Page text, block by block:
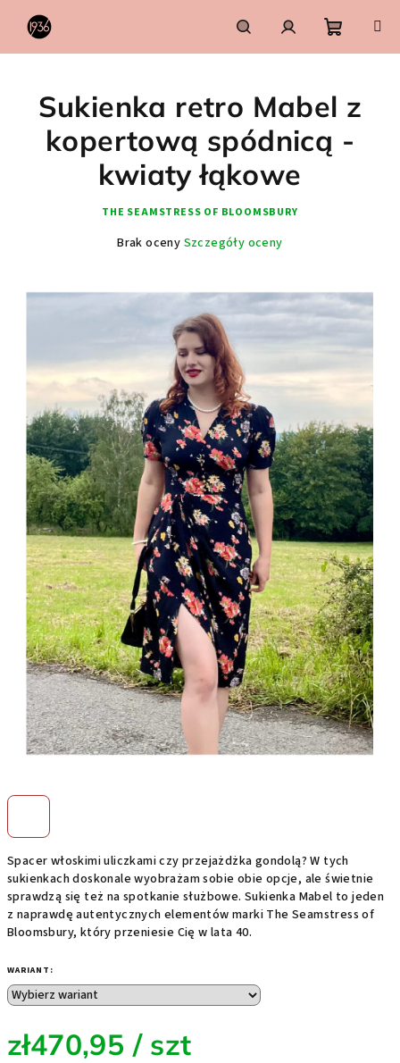
SzukajZaloguj
się
Koszyk
Spacer włoskimi uliczkami czy przejażdżka gondolą? W tych
sukienkach doskonale wyobrażam sobie obie opcje, ale świetnie
sprawdzą się też na spotkanie służbowe. Sukienka Mabel to jeden
z naprawdę autentycznych elementów marki The Seamstress of
Bloomsbury, który przeniesie Cię w lata 40.
WARIANT:
zł470,95 / szt
Sukienka retro Mabel z
kopertową spódnicą -
kwiaty łąkowe
THE SEAMSTRESS OF BLOOMSBURY
Średnia
wynosi
gwiazdek.
Brak oceny Szczegóły oceny